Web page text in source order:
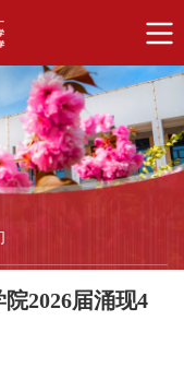
2026届涌现4